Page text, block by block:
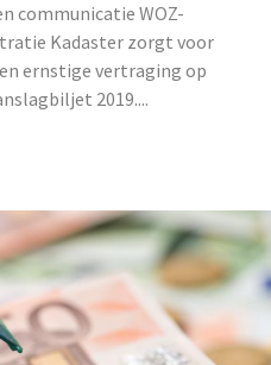
communicatie WOZ-
Kadaster zorgt voor
ernstige vertraging op
2019....